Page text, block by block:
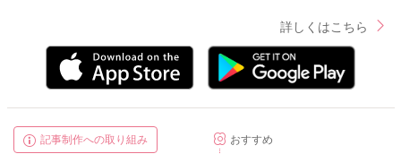
詳しくはこちら
記事制作への取り組み
おすすめ